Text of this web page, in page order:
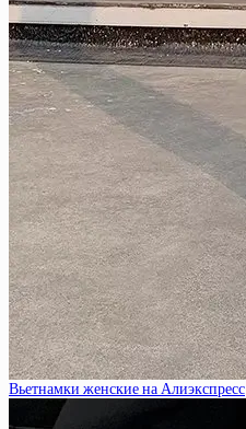
Вьетнамки женские на Алиэкспресс